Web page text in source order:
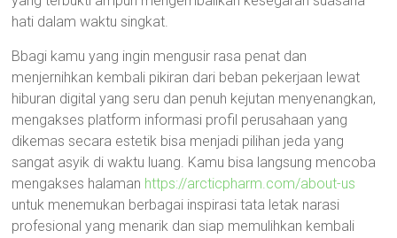
hati dalam waktu singkat.
Bbagi kamu yang ingin mengusir rasa penat dan
menjernihkan kembali pikiran dari beban pekerjaan lewat
hiburan digital yang seru dan penuh kejutan menyenangkan,
mengakses platform informasi profil perusahaan yang
dikemas secara estetik bisa menjadi pilihan jeda yang
sangat asyik di waktu luang. Kamu bisa langsung mencoba
mengakses halaman https://arcticpharm.com/about-us
untuk menemukan berbagai inspirasi tata letak narasi
profesional yang menarik dan siap memulihkan kembali